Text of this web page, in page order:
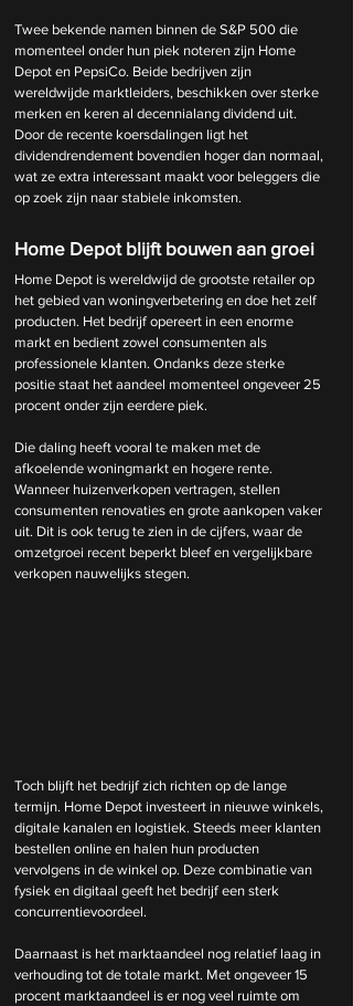
Twee bekende namen binnen de S&P 500 die
momenteel onder hun piek noteren zijn Home
Depot en PepsiCo. Beide bedrijven zijn
wereldwijde marktleiders, beschikken over sterke
merken en keren al decennialang dividend uit.
Door de recente koersdalingen ligt het
dividendrendement bovendien hoger dan normaal,
wat ze extra interessant maakt voor beleggers die
op zoek zijn naar stabiele inkomsten.
Home Depot blijft bouwen aan groei
Home Depot is wereldwijd de grootste retailer op
het gebied van woningverbetering en doe het zelf
producten. Het bedrijf opereert in een enorme
markt en bedient zowel consumenten als
professionele klanten. Ondanks deze sterke
positie staat het aandeel momenteel ongeveer 25
procent onder zijn eerdere piek.
Die daling heeft vooral te maken met de
afkoelende woningmarkt en hogere rente.
Wanneer huizenverkopen vertragen, stellen
consumenten renovaties en grote aankopen vaker
uit. Dit is ook terug te zien in de cijfers, waar de
omzetgroei recent beperkt bleef en vergelijkbare
verkopen nauwelijks stegen.
Toch blijft het bedrijf zich richten op de lange
termijn. Home Depot investeert in nieuwe winkels,
digitale kanalen en logistiek. Steeds meer klanten
bestellen online en halen hun producten
vervolgens in de winkel op. Deze combinatie van
fysiek en digitaal geeft het bedrijf een sterk
concurrentievoordeel.
Daarnaast is het marktaandeel nog relatief laag in
verhouding tot de totale markt. Met ongeveer 15
procent marktaandeel is er nog veel ruimte om